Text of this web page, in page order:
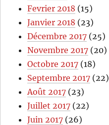
Fevrier 2018 (15)
Janvier 2018 (23)
Décembre 2017 (25)
Novembre 2017 (20)
Octobre 2017 (18)
Septembre 2017 (22)
Août 2017 (23)
Juillet 2017 (22)
Juin 2017 (26)